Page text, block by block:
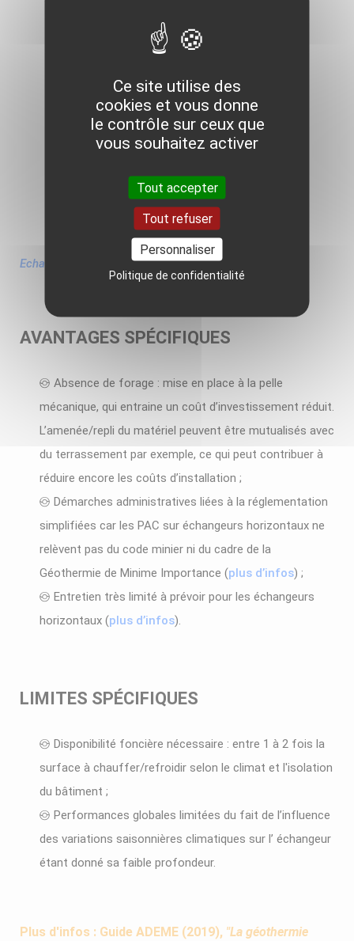
Echangeur horizontal © ADEME-BRGM
AVANTAGES SPÉCIFIQUES
Absence de forage : mise en place à la pelle
mécanique, qui entraine un coût d’investissement réduit.
L’amenée/repli du matériel peuvent être mutualisés avec
du terrassement par exemple, ce qui peut contribuer à
réduire encore les coûts d’installation ;
Démarches administratives liées à la réglementation
simplifiées car les PAC sur échangeurs horizontaux ne
relèvent pas du code minier ni du cadre de la
Géothermie de Minime Importance (plus d’infos) ;
Entretien très limité à prévoir pour les échangeurs
horizontaux (plus d’infos).
LIMITES SPÉCIFIQUES
Disponibilité foncière nécessaire : entre 1 à 2 fois la
surface à chauffer/refroidir selon le climat et l'isolation
du bâtiment ;
Performances globales limitées du fait de l’influence
des variations saisonnières climatiques sur l’ échangeur
étant donné sa faible profondeur.
Plus d'infos : Guide ADEME (2019), "La géothermie
Ce site utilise des
cookies et vous donne
le contrôle sur ceux que
vous souhaitez activer
Tout accepter
Tout refuser
Personnaliser
Politique de confidentialité